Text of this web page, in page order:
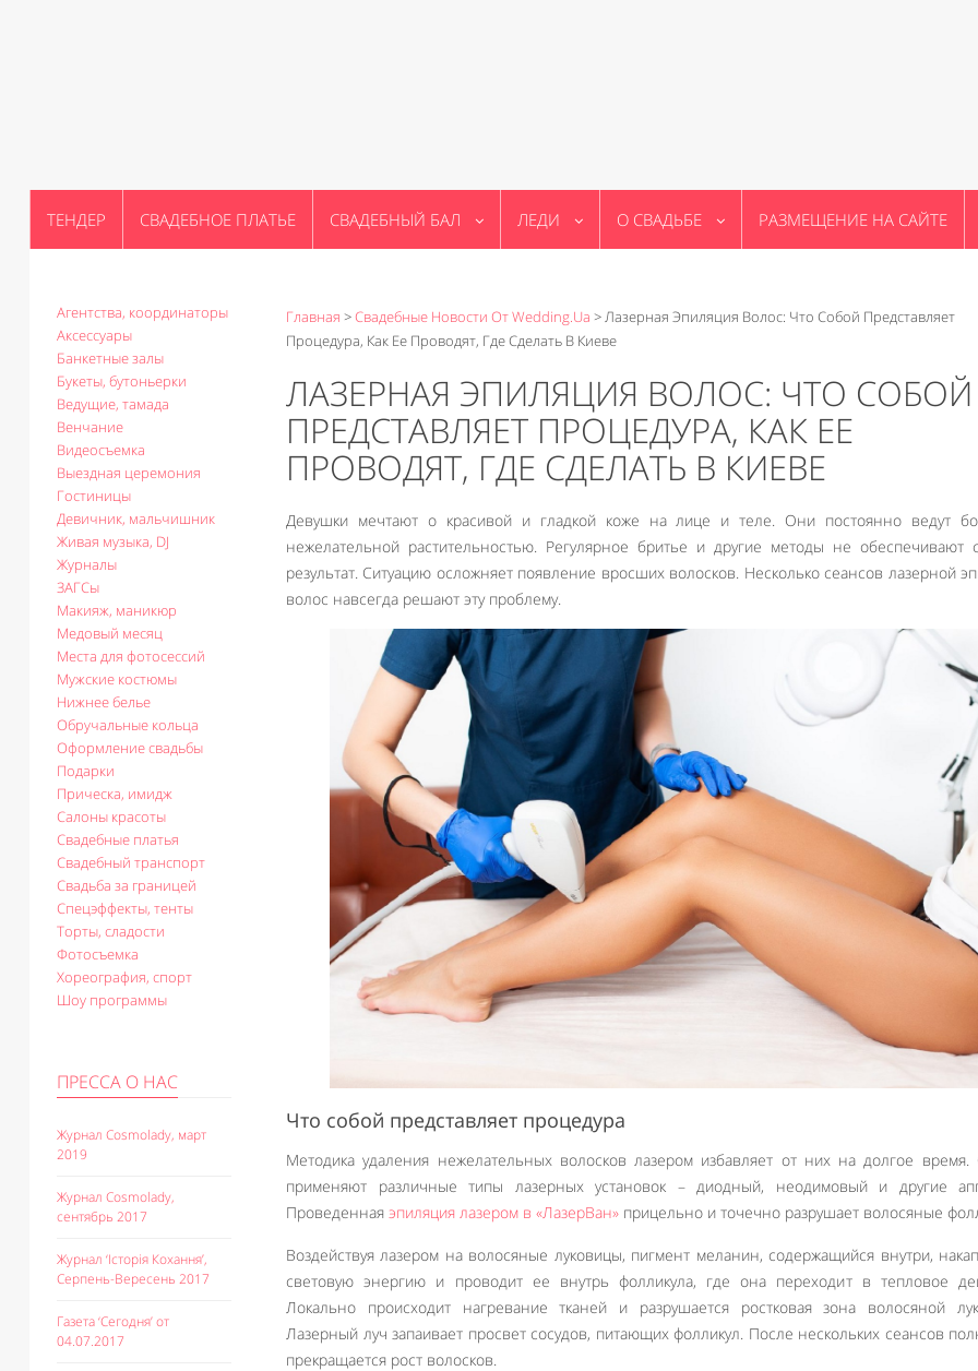
ТЕНДЕР СВАДЕБНОЕ ПЛАТЬЕ СВАДЕБНЫЙ БАЛ ЛЕДИ О СВАДЬБЕ РАЗМЕЩЕНИЕ НА САЙТЕ
Агентства, координаторы
Аксессуары
Банкетные залы
Букеты, бутоньерки
Ведущие, тамада
Венчание
Видеосъемка
Выездная церемония
Гостиницы
Девичник, мальчишник
Живая музыка, DJ
Журналы
ЗАГСы
Макияж, маникюр
Медовый месяц
Места для фотосессий
Мужские костюмы
Нижнее белье
Обручальные кольца
Оформление свадьбы
Подарки
Прическа, имидж
Салоны красоты
Свадебные платья
Свадебный транспорт
Свадьба за границей
Спецэффекты, тенты
Торты, сладости
Фотосъемка
Хореография, спорт
Шоу программы
ПРЕССА О НАС
Журнал Cosmolady, март
2019
Журнал Cosmolady,
сентябрь 2017
Журнал ‘Історія Кохання’,
Серпень-Вересень 2017
Газета ‘Сегодня’ от
04.07.2017
Главная >Свадебные Новости От Wedding.ua >Лазерная Эпиляция Волос: Что Собой Представляет
Процедура, Как Ее Проводят, Где Сделать В Киеве
ЛАЗЕРНАЯ ЭПИЛЯЦИЯ ВОЛОС: ЧТО СОБОЙ
ПРЕДСТАВЛЯЕТ ПРОЦЕДУРА, КАК ЕЕ
ПРОВОДЯТ, ГДЕ СДЕЛАТЬ В КИЕВЕ
Девушки мечтают о красивой и гладкой коже на лице и теле. Они постоянно ведут
нежелательной растительностью. Регулярное бритье и другие методы не обеспечивают
результат. Ситуацию осложняет появление вросших волосков. Несколько сеансов лазерной
волос навсегда решают эту проблему.
Что собой представляет процедура
Методика удаления нежелательных волосков лазером избавляет от них на долгое время.
применяют различные типы лазерных установок – диодный, неодимовый и другие
Проведенная эпиляция лазером в «ЛазерВан» прицельно и точечно разрушает волосяные
Воздействуя лазером на волосяные луковицы, пигмент меланин, содержащийся внутри,
световую энергию и проводит ее внутрь фолликула, где она переходит в тепловое
Локально происходит нагревание тканей и разрушается ростковая зона волосяной
Лазерный луч запаивает просвет сосудов, питающих фолликул. После нескольких сеансов
прекращается рост волосков.